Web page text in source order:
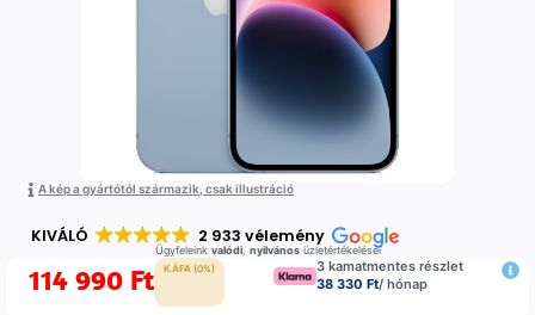
A kép a gyártótól származik, csak illustráció
KIVÁLÓ 2 933 vélemény
Ügyfeleink valódi, nyilvánosüzletértékelései
114 990 Ft K.ÁFA (0%)
3 kamatmentes részlet
38 330 Ft/ hónap